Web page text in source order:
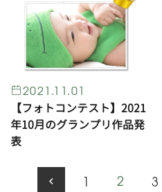
2021.11.01
【フォトコンテスト】2021
年10月のグランプリ作品発
表
1 2 3